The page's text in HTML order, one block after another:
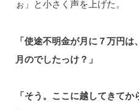
ぉ」と小さく声を上げた。
「使途不明金が月に７万円
月のでしたっけ？」
「そう。ここに越してきて